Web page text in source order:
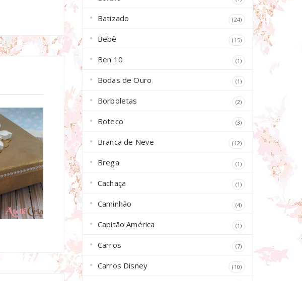
Batizado (24)
Bebê (15)
Ben 10 (1)
Bodas de Ouro (1)
Borboletas (2)
Boteco (3)
Branca de Neve (12)
Brega (1)
Cachaça (1)
Caminhão (4)
Capitão América (1)
Carros (7)
Carros Disney (10)